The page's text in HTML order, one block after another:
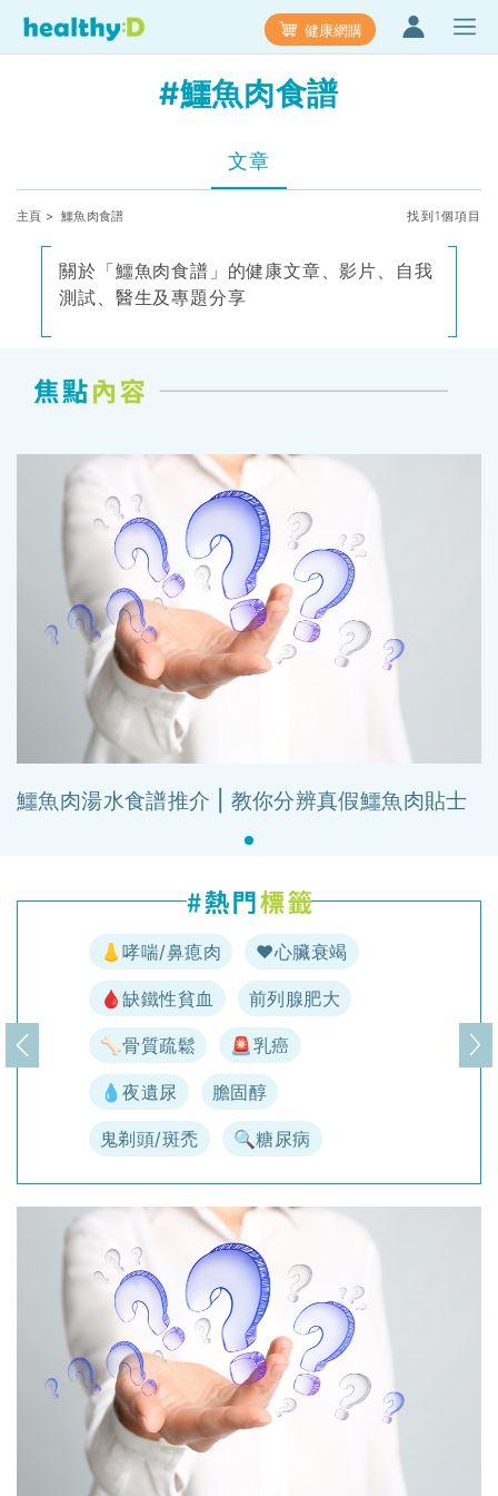
健康網購
#鱷魚肉食譜
文章
主頁 > 鱷魚肉食譜 找到1個項目
關於「鱷魚肉食譜」的健康文章、影片、自我
測試、醫生及專題分享
鱷魚肉湯水食譜推介 | 教你分辨真假鱷魚肉貼士
👃哮喘/鼻瘜肉 ♥️心臟衰竭
🩸缺鐵性貧血 前列腺肥大
🦴骨質疏鬆 🚨乳癌
💧夜遺尿 膽固醇
鬼剃頭/斑禿 🔍糖尿病
上一頁 下